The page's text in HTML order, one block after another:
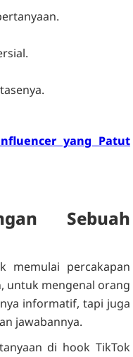
yang Patut
Sebuah
memulai percakapan
untuk mengenal orang
informatif, tapi juga
jawabannya.
di hook TikTok